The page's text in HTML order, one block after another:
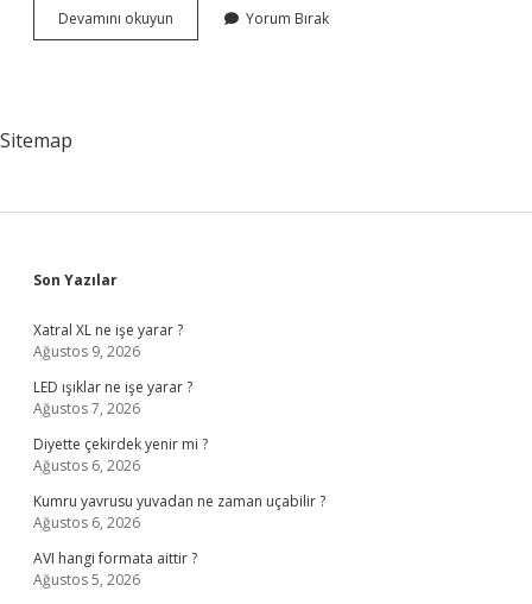
Devamını okuyun Yelkende
Direk
Yorum Bırak
Sitemap
Sidebar
Son Yazılar
Xatral XL ne işe yarar ?
Ağustos 9, 2026
LED ışıklar ne işe yarar ?
Ağustos 7, 2026
Diyette çekirdek yenir mi ?
Ağustos 6, 2026
Kumru yavrusu yuvadan ne zaman uçabilir ?
Ağustos 6, 2026
AVI hangi formata aittir ?
Ağustos 5, 2026